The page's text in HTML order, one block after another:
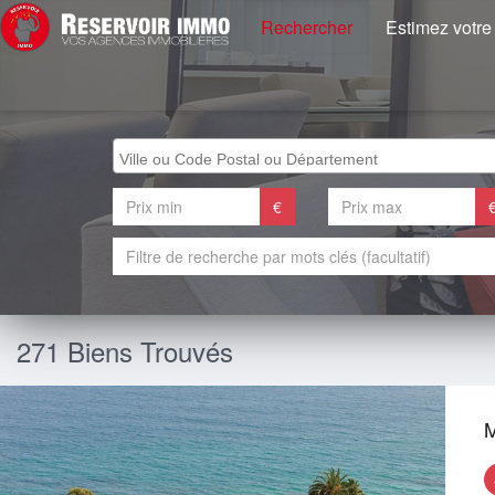
Rechercher Estimez
€
271 Biens Trouvés